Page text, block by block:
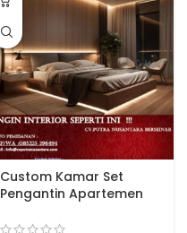
Custom Kamar Set
Pengantin Apartemen